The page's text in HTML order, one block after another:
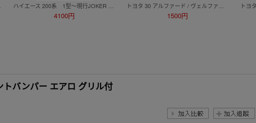
4100円 1500円
トバンパー エアロ グリル付